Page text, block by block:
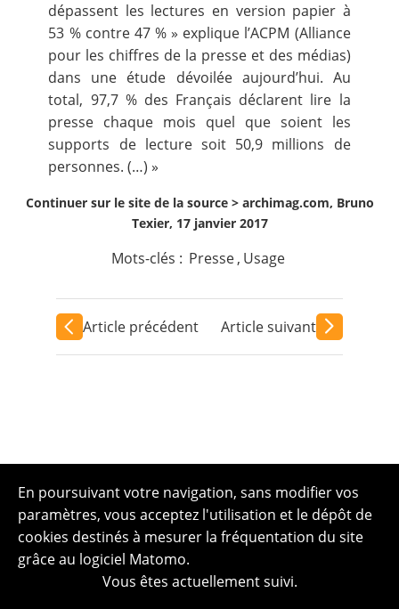
dépassent les lectures en version papier à
53 % contre 47 % » explique l’ACPM (Alliance
pour les chiffres de la presse et des médias)
dans une étude dévoilée aujourd’hui. Au
total, 97,7 % des Français déclarent lire la
presse chaque mois quel que soient les
supports de lecture soit 50,9 millions de
personnes. (…) »
Continuer sur le site de la source > archimag.com, Bruno
Texier, 17 janvier 2017
Mots-clés : Presse, Usage
Article précédent Article suivant
En poursuivant votre navigation, sans modifier vos
paramètres, vous acceptez l'utilisation et le dépôt de
cookies destinés à mesurer la fréquentation du site
grâce au logiciel Matomo.
Vous êtes actuellement suivi.